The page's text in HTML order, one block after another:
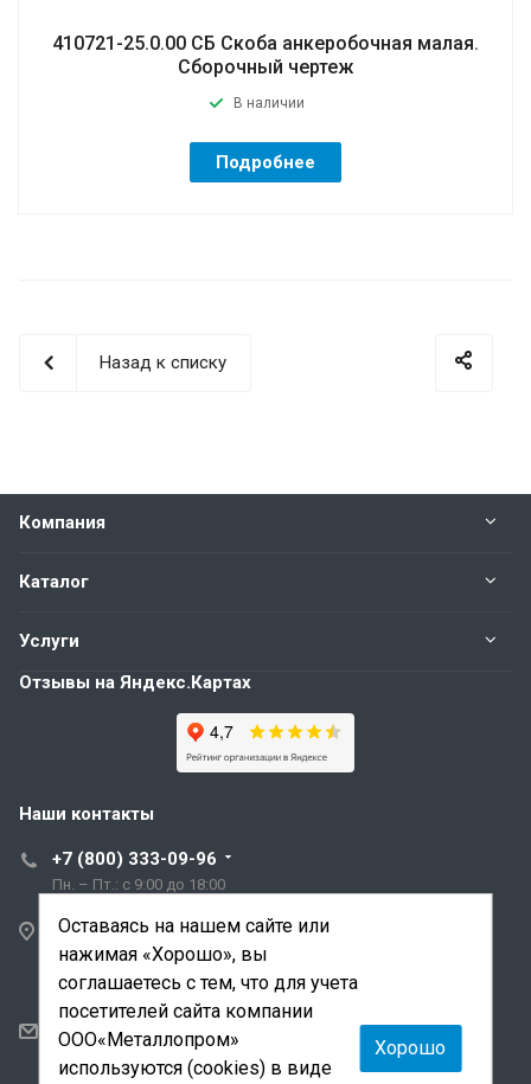
410721-25.0.00 СБ Скоба анкеробочная малая.
Сборочный чертеж
В наличии
Подробнее
Назад к списку
Компания
Каталог
Услуги
Отзывы на Яндекс.Картах
Наши контакты
+7 (800) 333-09-96
Пн. – Пт.: с 9:00 до 18:00
Санкт-Петербург,
ул. Трефолева, д.2
лит. АБ
sale@mmetalloprom.ru
snab@mmetalloprom.ru
Оставаясь на нашем сайте или
нажимая «Хорошо», вы
соглашаетесь с тем, что для учета
посетителей сайта компании
ООО«Металлопром»
используются (cookies) в виде
Хорошо